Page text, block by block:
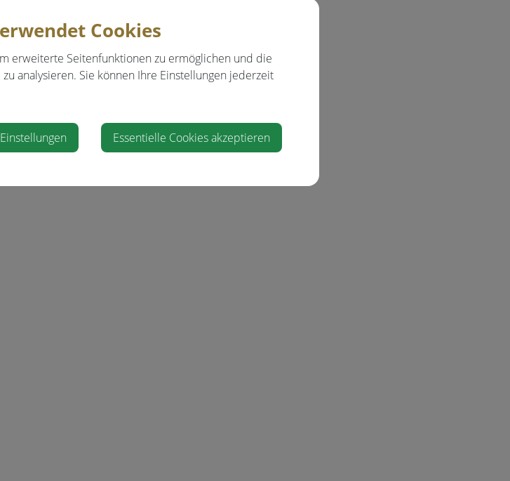
Cookies
erweiterte Seitenfunktionen zu ermöglichen und die
analysieren. Sie können Ihre Einstellungen jederzeit
Essentielle Cookies akzeptieren